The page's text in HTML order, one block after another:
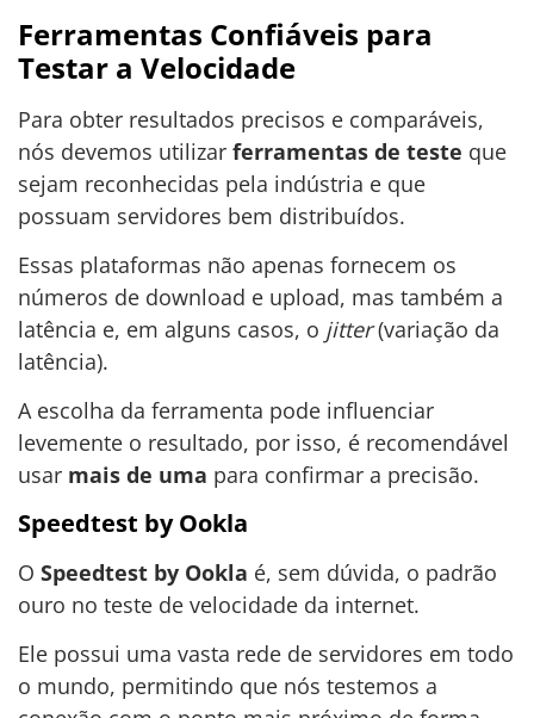
Ferramentas Confiáveis para
Testar a Velocidade
Para obter resultados precisos e comparáveis,
nós devemos utilizar ferramentas de teste que
sejam reconhecidas pela indústria e que
possuam servidores bem distribuídos.
Essas plataformas não apenas fornecem os
números de download e upload, mas também a
latência e, em alguns casos, o jitter(variação da
latência).
A escolha da ferramenta pode influenciar
levemente o resultado, por isso, é recomendável
usar mais de uma para confirmar a precisão.
Speedtest by Ookla
O Speedtest by Ookla é, sem dúvida, o padrão
ouro no teste de velocidade da internet.
Ele possui uma vasta rede de servidores em todo
o mundo, permitindo que nós testemos a